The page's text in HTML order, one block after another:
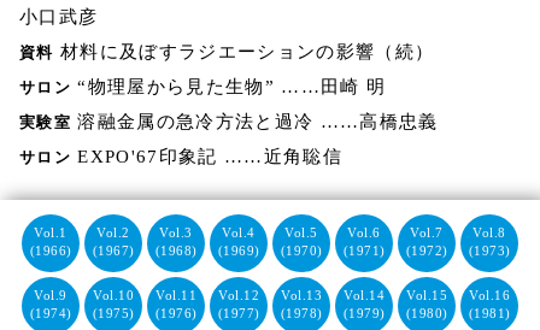
小口武彦
資料 材料に及ぼすラジエーションの影響（続）
サロン “物理屋から見た生物” ……田崎 明
実験室 溶融金属の急冷方法と過冷 ……高橋忠義
サロン EXPO'67印象記 ……近角聡信
Vol.1
(1966)
Vol.2
(1967)
Vol.3
(1968)
Vol.4
(1969)
Vol.5
(1970)
Vol.6
(1971)
Vol.7
(1972)
Vol.8
(1973)
Vol.9
(1974)
Vol.10
(1975)
Vol.11
(1976)
Vol.12
(1977)
Vol.13
(1978)
Vol.14
(1979)
Vol.15
(1980)
Vol.16
(1981)